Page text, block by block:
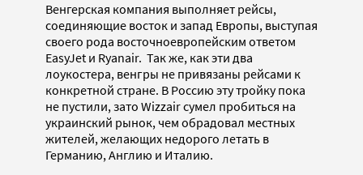
Венгерская компания выполняет рейсы,
соединяющие восток и запад Европы, выступая
своего рода восточноевропейским ответом
EasyJet и Ryanair. Так же, как эти два
лоукостера, венгры не привязаны рейсами к
конкретной стране. В Россию эту тройку пока
не пустили, зато Wizzair сумел пробиться на
украинский рынок, чем обрадовал местных
жителей, желающих недорого летать в
Германию, Англию и Италию.